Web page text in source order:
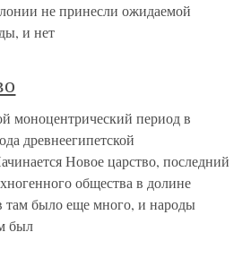
не принесли ожидаемой
и нет
моноцентрический период в
древнеегипетской
Новое царство, последний
общества в долине
там было еще много, и народы
был